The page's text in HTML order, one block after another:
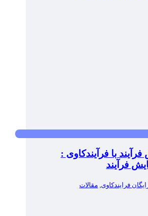
با فرآیندکاوی :
فرآیند
مقالات